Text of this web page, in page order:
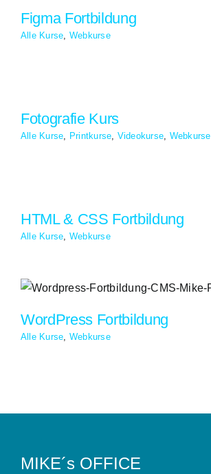
Figma Fortbildung
Alle Kurse, Webkurse
Fotografie Kurs
Alle Kurse, Printkurse, Videokurse, Webkurse
HTML & CSS Fortbildung
Alle Kurse, Webkurse
WordPress Fortbildung
Alle Kurse, Webkurse
MIKE´s OFFICE